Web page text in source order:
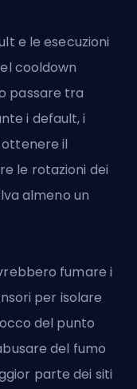
e le esecuzioni
cooldown
passare tra
i default, i
il
le rotazioni dei
almeno un
fumare i
per isolare
del punto
del fumo
parte dei siti